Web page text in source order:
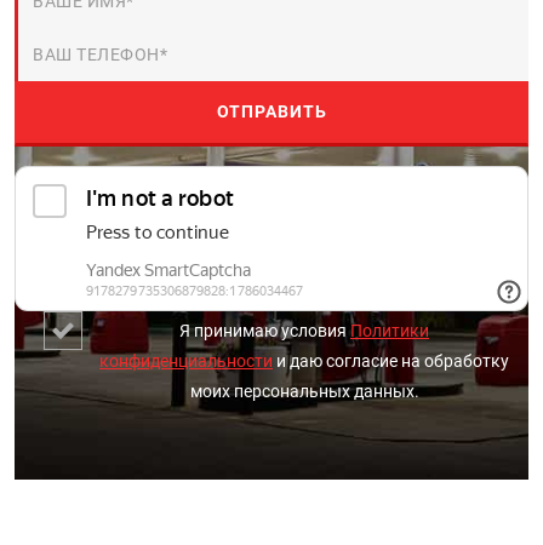
Я принимаю условия Политики
конфиденциальности и даю согласие на обработку
моих персональных данных.